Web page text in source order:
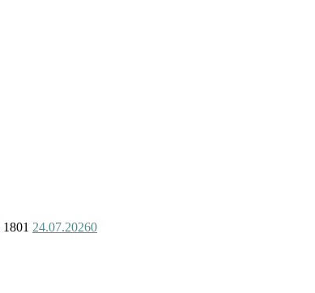
1801 24.07.20260